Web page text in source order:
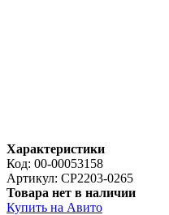
Характеристики
Код: 00-00053158
Артикул: CP2203-0265
Товара нет в наличии
Купить на Авито